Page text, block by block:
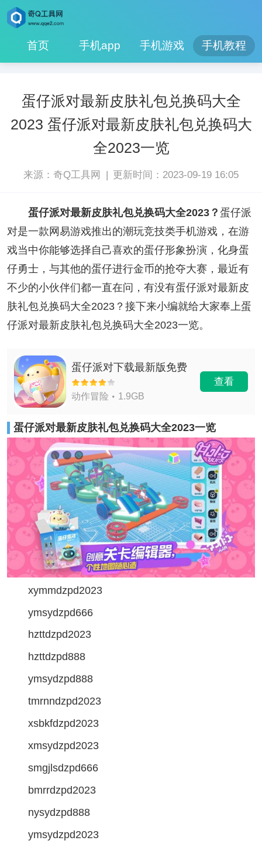
首页 手机app 手机游戏 手机教程
蛋仔派对最新皮肤礼包兑换码大全
2023 蛋仔派对最新皮肤礼包兑换码大
全2023一览
来源：奇Q工具网 | 更新时间：2023-09-19 16:05
蛋仔派对最新皮肤礼包兑换码大全2023？ 蛋仔派
对是一款网易游戏推出的潮玩竞技类手机游戏，在游
戏当中你能够选择自己喜欢的蛋仔形象扮演，化身蛋
仔勇士，与其他的蛋仔进行金币的抢夺大赛，最近有
不少的小伙伴们都一直在问，有没有蛋仔派对最新皮
肤礼包兑换码大全2023？接下来小编就给大家奉上蛋
仔派对最新皮肤礼包兑换码大全2023一览。
蛋仔派对下载最新版免费
动作冒险 1.9GB
查看
蛋仔派对最新皮肤礼包兑换码大全2023一览
xymmdzpd2023
ymsydzpd666
hzttdzpd2023
hzttdzpd888
ymsydzpd888
tmrnndzpd2023
xsbkfdzpd2023
xmsydzpd2023
smgjlsdzpd666
bmrrdzpd2023
nysydzpd888
ymsydzpd2023